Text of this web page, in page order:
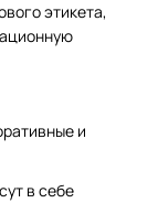
этикета,
и
в себе